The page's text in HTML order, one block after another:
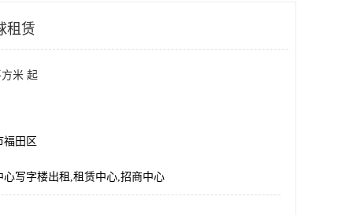
租赁
米 起
福田区
心写字楼出租,租赁中心,招商中心